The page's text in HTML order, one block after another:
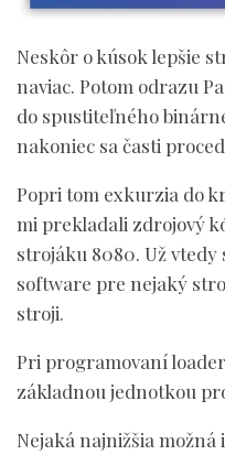
Neskôr o kúsok lepšie
naviac. Potom odrazu
do spustiteľného
nakoniec sa časti
Popri tom exkurzia do
mi prekladali zdrojový
strojáku 8080. Už vtedy
software pre nejaký
stroji.
Pri programovaní
základnou jednotkou
Nejaká najnižšia